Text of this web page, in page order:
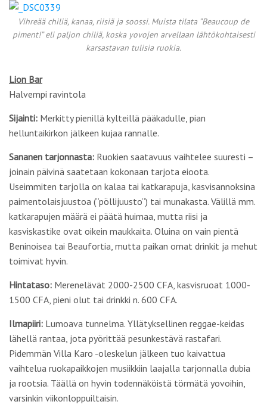
Vihreää chiliä, kanaa, riisiä ja soossi. Muista tilata ”Beaucoup de
piment!” eli paljon chiliä, koska yovojen arvellaan lähtökohtaisesti
karsastavan tulisia ruokia.
Lion Bar
Halvempi ravintola
Sijainti: Merkitty pienillä kylteillä pääkadulle, pian
helluntaikirkon jälkeen kujaa rannalle.
Sananen tarjonnasta: Ruokien saatavuus vaihtelee suuresti –
joinain päivinä saatetaan kokonaan tarjota eioota.
Useimmiten tarjolla on kalaa tai katkarapuja, kasvisannoksina
paimentolaisjuustoa (”pöllijuusto”) tai munakasta. Välillä mm.
katkarapujen määrä ei päätä huimaa, mutta riisi ja
kasviskastike ovat oikein maukkaita. Oluina on vain pientä
Beninoisea tai Beaufortia, mutta paikan omat drinkit ja mehut
toimivat hyvin.
Hintataso: Merenelävät 2000-2500 CFA, kasvisruoat 1000-
1500 CFA, pieni olut tai drinkki n. 600 CFA.
Ilmapiiri: Lumoava tunnelma. Yllätyksellinen reggae-keidas
lähellä rantaa, jota pyörittää pesunkestävä rastafari.
Pidemmän Villa Karo -oleskelun jälkeen tuo kaivattua
vaihtelua ruokapaikkojen musiikkiin laajalla tarjonnalla dubia
ja rootsia. Täällä on hyvin todennäköistä törmätä yovoihin,
varsinkin viikonloppuiltaisin.